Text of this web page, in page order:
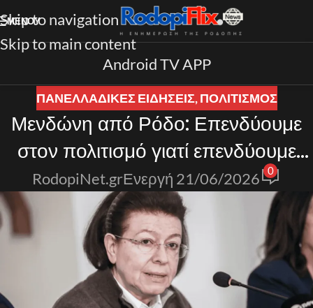
Skip to navigation
Skip to main content
ΜΕΝΟΎ
Android TV APP
ΠΑΝΕΛΛΑΔΙΚΈΣ ΕΙΔΉΣΕΙΣ,ΠΟΛΙΤΙΣΜΟΣ
Μενδώνη από Ρόδο: Επενδύουμε
στον πολιτισμό γιατί επενδύουμε
στους ανθρώπους
RodopiNet.grΕνεργή 21/06/2026 0